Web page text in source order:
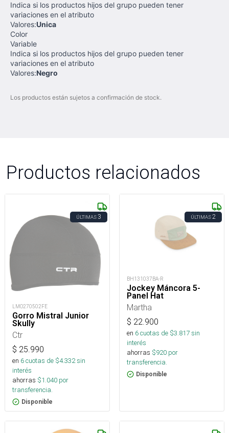
Indica si los productos hijos del grupo pueden tener
variaciones en el atributo
Valores:Unica
Color
Variable
Indica si los productos hijos del grupo pueden tener
variaciones en el atributo
Valores:Negro
Los productos están sujetos a confirmación de stock.
Productos relacionados
ÚLTIMAS3
LMO270502FE
Gorro Mistral Junior
Skully
Ctr
$ 25.990
en 6cuotas de $4.332sin
interés
ahorras $1.040 por
transferencia.
Disponible
ÚLTIMAS2
BH131037BA-R
Jockey Máncora 5-
Panel Hat
Martha
$ 22.900
en 6cuotas de $3.817sin
interés
ahorras $920 por
transferencia.
Disponible